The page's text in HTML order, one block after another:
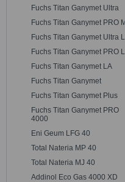
Fuchs Titan Ganymet Ultra
Fuchs Titan Ganymet PRO
Fuchs Titan Ganymet Ultra
Fuchs Titan Ganymet PRO
Fuchs Titan Ganymet LA
Fuchs Titan Ganymet
Fuchs Titan Ganymet Plus
Fuchs Titan Ganymet PRO
4000
Eni Geum LFG 40
Total Nateria MP 40
Total Nateria MJ 40
Addinol Eco Gas 4000 XD